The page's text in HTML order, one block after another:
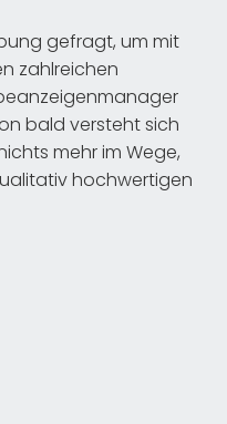
gefragt, um mit
zahlreichen
bald versteht sich
mehr im Wege,
hochwertigen